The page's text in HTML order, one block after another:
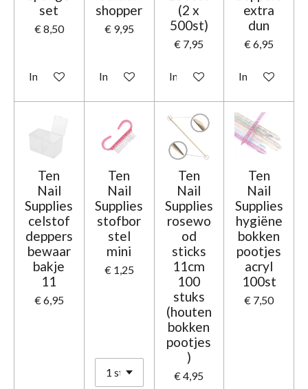
set
€ 8,50
In winkelwagen
shopper
€ 9,95
In winkelwagen
(2 x
500st)
€ 7,95
In winkelwagen
extra
dun
€ 6,95
In
Ten
Nail
Supplies
celstof
deppers
bewaar
bakje
11
€ 6,95
Ten
Nail
Supplies
stofbor
stel
mini
€ 1,25
Ten
Nail
Supplies
rosewo
od
sticks
11cm
100
stuks
(houten
bokken
pootjes
)
€ 4,95
Ten
Nail
Supplies
hygiëne
bokken
pootjes
acryl
100st
€ 7,50